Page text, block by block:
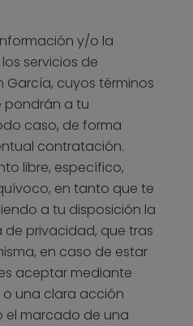
y/o la
servicios de
García, cuyos términos
pondrán a tu
caso, de forma
contratación.
libre, específico,
en tanto que te
a tu disposición la
privacidad, que tras
en caso de estar
aceptar mediante
una clara acción
el marcado de una